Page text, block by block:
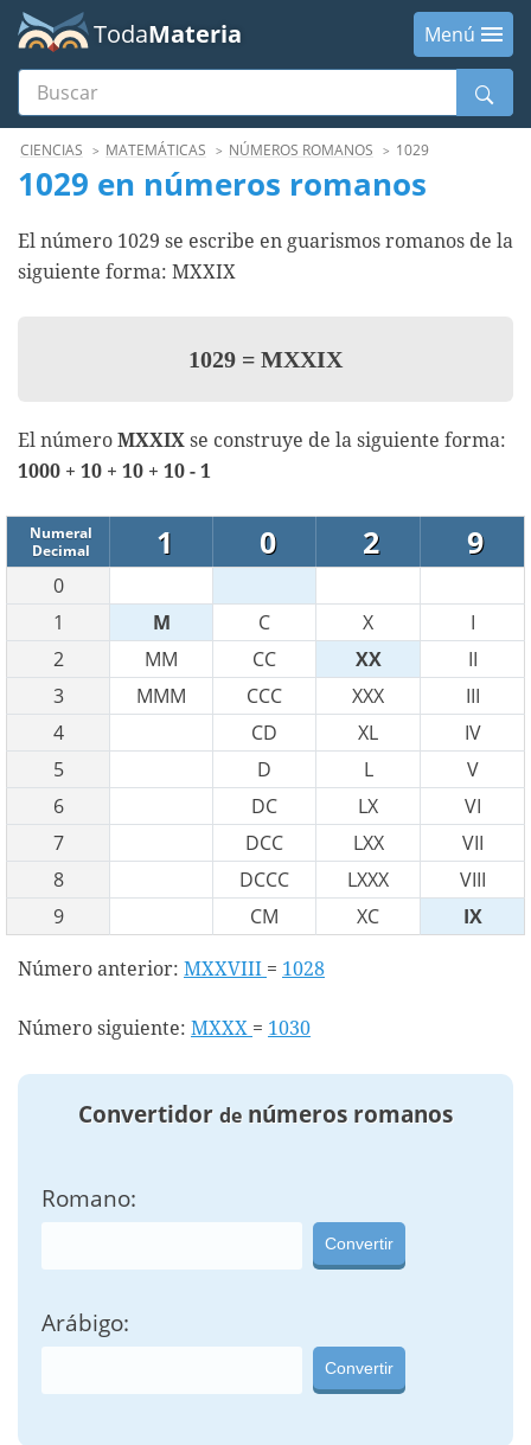
TodaMateria
Menú
Buscar
MenúCIENCIAS MATEMÁTICAS NÚMEROS ROMANOS 1029
1029 en números romanos
El número 1029 se escribe en guarismos romanos de la
siguiente forma: MXXIX
1029 = MXXIX
El número MXXIX se construye de la siguiente forma:
1000 + 10 + 10 + 10 - 1
Numeral
Decimal
1 0 2 9
0
1
M C X
I
2
MM CC XX
II
3
MMM CCC XXX
III
4
CD XL
IV
5
D L
V
6
DC LX
VI
7
DCC LXX
VII
8
DCCC LXXX
VIII
9
CM XC IX
Número anterior: MXXVIII = 1028
Número siguiente: MXXX = 1030
Convertidor de números romanos
Romano:
Convertir
Arábigo:
Convertir